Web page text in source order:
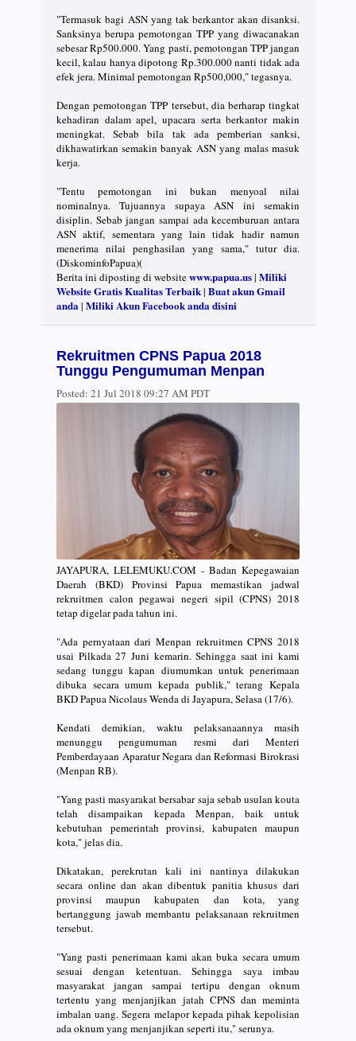
"Termasuk bagi ASN yang tak berkantor akan disanksi.
Sanksinya berupa pemotongan TPP yang diwacanakan
sebesar Rp500.000. Yang pasti, pemotongan TPP jangan
kecil, kalau hanya dipotong Rp.300.000 nanti tidak ada
efek jera. Minimal pemotongan Rp500,000," tegasnya.
Dengan pemotongan TPP tersebut, dia berharap tingkat
kehadiran dalam apel, upacara serta berkantor makin
meningkat. Sebab bila tak ada pemberian sanksi,
dikhawatirkan semakin banyak ASN yang malas masuk
kerja.
"Tentu pemotongan ini bukan menyoal nilai
nominalnya. Tujuannya supaya ASN ini semakin
disiplin. Sebab jangan sampai ada kecemburuan antara
ASN aktif, sementara yang lain tidak hadir namun
menerima nilai penghasilan yang sama," tutur dia.
(DiskominfoPapua)(
Berita ini diposting di websitewww.papua.us| Miliki
Website Gratis Kualitas Terbaik| Buat akun Gmail
anda| Miliki Akun Facebook anda disini
Rekruitmen CPNS Papua 2018
Tunggu Pengumuman Menpan
Posted: 21 Jul 2018 09:27 AM PDT
JAYAPURA, LELEMUKU.COM - Badan Kepegawaian
Daerah (BKD) Provinsi Papua memastikan jadwal
rekruitmen calon pegawai negeri sipil (CPNS) 2018
tetap digelar pada tahun ini.
"Ada pernyataan dari Menpan rekruitmen CPNS 2018
usai Pilkada 27 Juni kemarin. Sehingga saat ini kami
sedang tunggu kapan diumumkan untuk penerimaan
dibuka secara umum kepada publik," terang Kepala
BKD Papua Nicolaus Wenda di Jayapura, Selasa (17/6).
Kendati demikian, waktu pelaksanaannya masih
menunggu pengumuman resmi dari Menteri
Pemberdayaan Aparatur Negara dan Reformasi Birokrasi
(Menpan RB).
"Yang pasti masyarakat bersabar saja sebab usulan kouta
telah disampaikan kepada Menpan, baik untuk
kebutuhan pemerintah provinsi, kabupaten maupun
kota," jelas dia.
Dikatakan, perekrutan kali ini nantinya dilakukan
secara online dan akan dibentuk panitia khusus dari
provinsi maupun kabupaten dan kota, yang
bertanggung jawab membantu pelaksanaan rekruitmen
tersebut.
"Yang pasti penerimaan kami akan buka secara umum
sesuai dengan ketentuan. Sehingga saya imbau
masyarakat jangan sampai tertipu dengan oknum
tertentu yang menjanjikan jatah CPNS dan meminta
imbalan uang. Segera melapor kepada pihak kepolisian
ada oknum yang menjanjikan seperti itu," serunya.